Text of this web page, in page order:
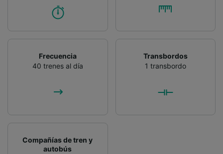
Frecuencia
40 trenes al día
Transbordos
1 transbordo
Compañías de tren y
autobús